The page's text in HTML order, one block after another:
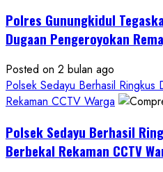
Pelecehan
Seksual:
DIY
Terbitkan
DPO
Asal
Gunungkidul
Polres Gunungkidul
Dugaan Pengeroyokan
Posted on 2 bulan ago
Polsek Sedayu Berhasil
Rekaman CCTV Warga
Polsek Sedayu Berhasil
Berbekal Rekaman CCTV